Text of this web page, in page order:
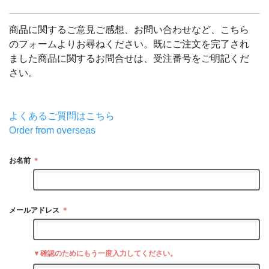
商品に関するご意見ご感想、お問い合わせなど、こちら
のフォームよりお尋ねください。既にご注文を完了され
ました商品に関するお問合せは、受注番号をご明記くだ
さい。
よくあるご質問はこちら
Order from overseas
お名前 ＊
メールアドレス ＊
▼確認のためにもう一度入力してください。